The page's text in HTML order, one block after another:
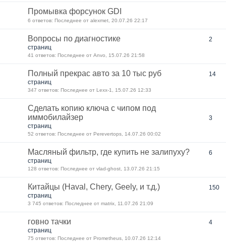
Промывка форсунок GDI
6 ответов: Последнее от alexmet, 20.07.26 22:17
Вопросы по диагностике
2
страниц
41 ответов: Последнее от Anvo, 15.07.26 21:58
Полный прекрас авто за 10 тыс руб
14
страниц
347 ответов: Последнее от Lexx-1, 15.07.26 12:33
Сделать копию ключа с чипом под
иммобилайзер
3
страниц
52 ответов: Последнее от Perevertops, 14.07.26 00:02
Масляный фильтр, где купить не залипуху?
6
страниц
128 ответов: Последнее от vlad-ghost, 13.07.26 21:15
Китайцы (Haval, Chery, Geely, и т.д.)
150
страниц
3 745 ответов: Последнее от matrix, 11.07.26 21:09
говно тачки
4
страниц
75 ответов: Последнее от Prometheus, 10.07.26 12:14